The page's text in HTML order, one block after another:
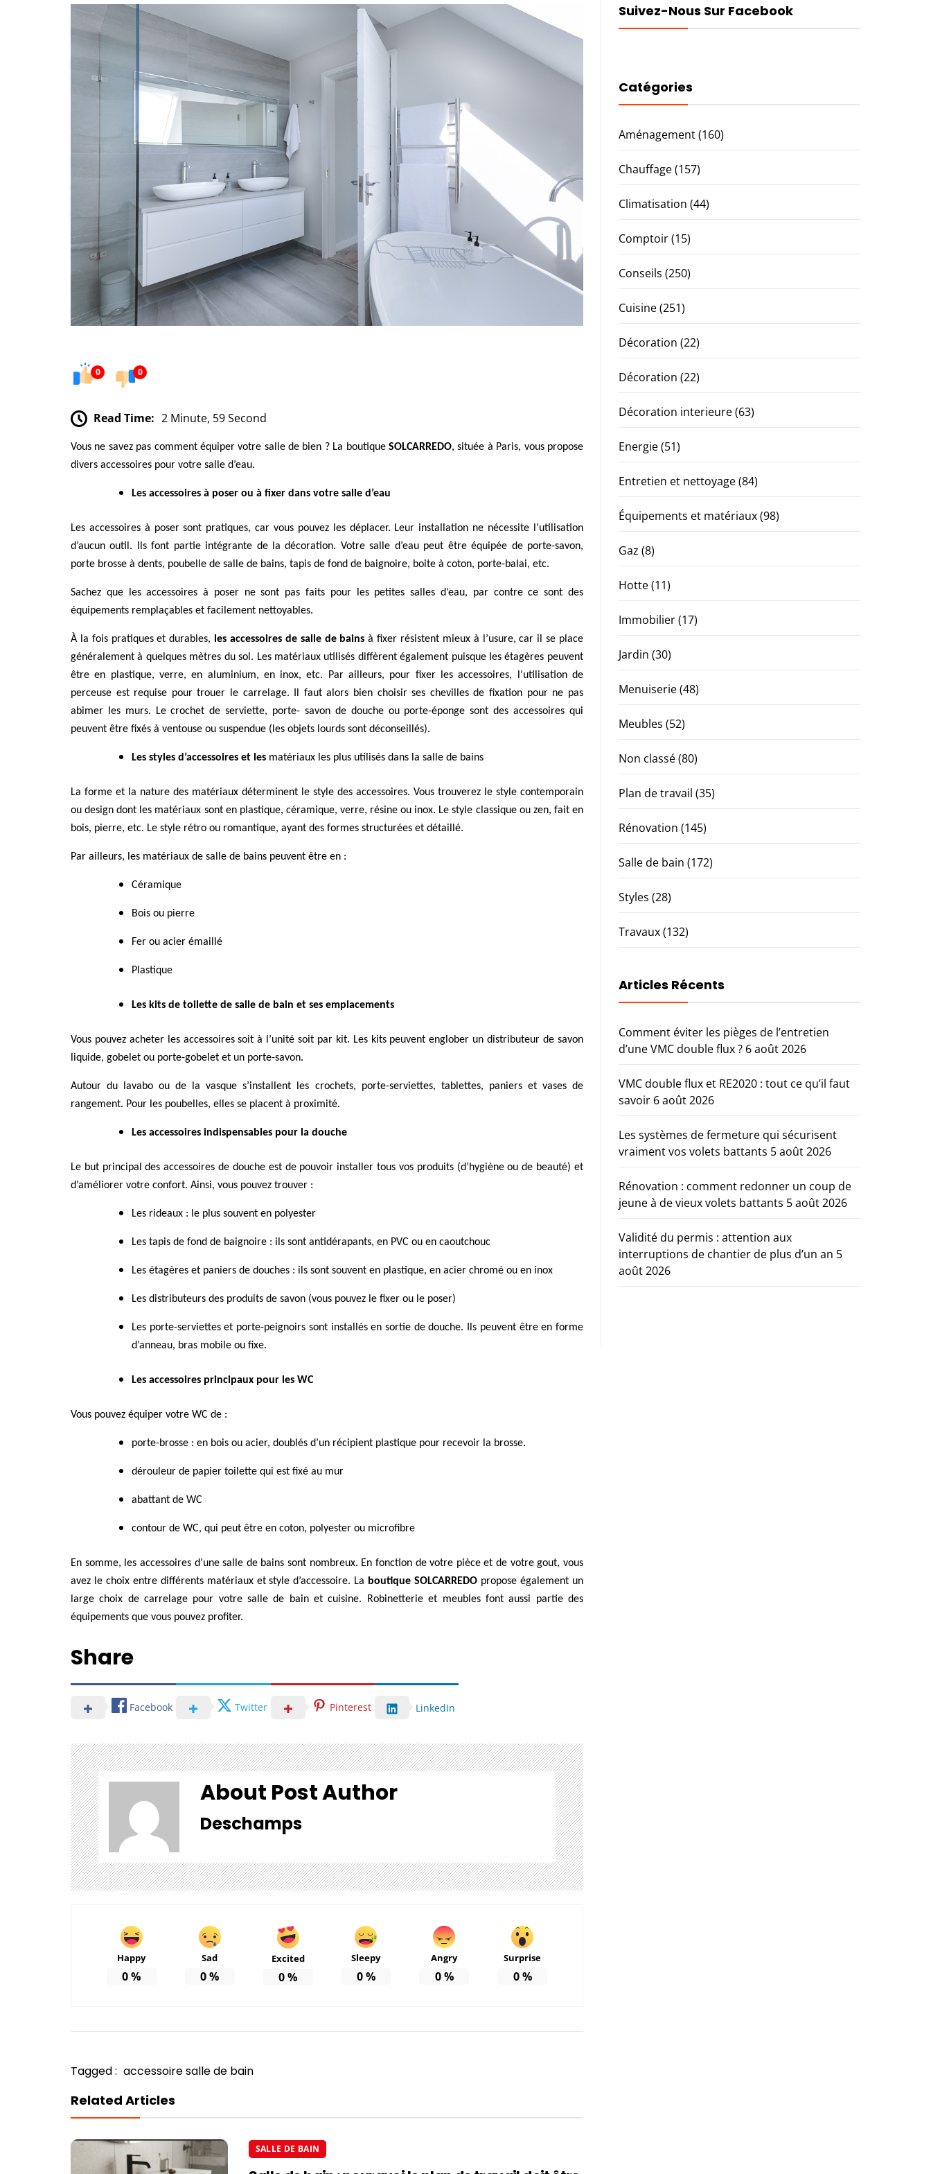
0 0
Read Time: 2 Minute, 59 Second
Vous ne savez pas comment équiper votre salle de bien ? La boutique SOLCARREDO, située à Paris, vous propose
divers accessoires pour votre salle d’eau.
Les accessoires à poser ou à fixer dans votre salle d’eau
Les accessoires à poser sont pratiques, car vous pouvez les déplacer. Leur installation ne nécessite l’utilisation
d’aucun outil. Ils font partie intégrante de la décoration. Votre salle d’eaupeut être équipée de porte-savon,
porte brosse à dents, poubelle de salle de bains, tapis de fond de baignoire, boite à coton, porte-balai, etc.
Sachez que les accessoires à poser ne sont pas faits pour les petites salles d’eau, par contre ce sont des
équipements remplaçables et facilement nettoyables.
À la fois pratiques et durables, les accessoires de salle de bains à fixer résistent mieux à l’usure, car il se place
généralement à quelques mètres du sol. Les matériaux utilisés diffèrent également puisque les étagères peuvent
être en plastique, verre, en aluminium, en inox, etc. Par ailleurs, pour fixer les accessoires, l’utilisation de
perceuse est requise pour trouer le carrelage. Il faut alors bien choisir ses chevilles de fixation pour ne pas
abimer les murs. Le crochet de serviette, porte- savon de douche ou porte-éponge sont des accessoires qui
peuvent être fixés à ventouse ou suspendue (les objets lourds sont déconseillés).
Les styles d’accessoires et les matériaux les plus utilisés dans la salle de bains
La forme et la nature des matériaux déterminent le style des accessoires. Vous trouverez le style contemporain
ou design dont les matériaux sont en plastique, céramique, verre, résine ou inox. Le style classique ou zen, fait en
bois, pierre, etc. Le style rétro ou romantique, ayant des formes structurées et détaillé.
Par ailleurs, les matériaux de salle de bains peuvent être en :
Céramique
Bois ou pierre
Fer ou acier émaillé
Plastique
Les kits de toilette de salle de bain et ses emplacements
Vous pouvez acheter les accessoires soit à l’unité soit par kit. Les kits peuvent englober un distributeur de savon
liquide, gobelet ou porte-gobelet et un porte-savon.
Autour du lavabo ou de la vasque s’installent les crochets, porte-serviettes, tablettes, paniers et vases de
rangement. Pour les poubelles, elles se placent à proximité.
Les accessoires indispensables pour la douche
Le but principal des accessoires de douche est de pouvoir installer tous vos produits (d’hygiène ou de beauté) et
d’améliorer votre confort. Ainsi, vous pouvez trouver :
Les rideaux : le plus souvent en polyester
Les tapis de fond de baignoire : ils sont antidérapants, en PVC ou en caoutchouc
Les étagères et paniers de douches : ils sont souvent en plastique, en acier chromé ou en inox
Les distributeurs des produits de savon (vous pouvez le fixer ou le poser)
Les porte-serviettes et porte-peignoirs sont installés en sortie de douche. Ils peuvent être en forme
d’anneau, bras mobile ou fixe.
Les accessoires principaux pour les WC
Vous pouvez équiper votre WC de :
porte-brosse : en bois ou acier, doublés d’un récipient plastique pour recevoir la brosse.
dérouleur de papier toilette qui est fixé au mur
abattant de WC
contour de WC, qui peut être en coton, polyester ou microfibre
En somme, les accessoires d’une salle de bains sont nombreux. En fonction de votre pièce et de votre gout, vous
avez le choix entre différents matériaux et style d’accessoire. La boutique SOLCARREDO propose également un
large choix de carrelage pour votre salle de bain et cuisine. Robinetterie et meubles font aussi partie des
équipements que vous pouvez profiter.
Share
Facebook Twitter Pinterest LinkedIn
About Post Author
Deschamps
Happy
0%
Sad
0%
Excited
0%
Sleepy
0%
Angry
0%
Surprise
0%
Tagged : accessoire salle de bain
Related Articles
SALLE DE BAIN
Suivez-Nous Sur Facebook
Catégories
Aménagement(160)
Chauffage(157)
Climatisation (44)
Comptoir(15)
Conseils (250)
Cuisine(251)
Décoration (22)
Décoration (22)
Décoration interieure(63)
Energie(51)
Entretien et nettoyage(84)
Équipements et matériaux(98)
Gaz (8)
Hotte(11)
Immobilier(17)
Jardin (30)
Menuiserie(48)
Meubles (52)
Non classé(80)
Plan de travail (35)
Rénovation (145)
Salle de bain (172)
Styles (28)
Travaux(132)
Articles Récents
Comment éviter les pièges de l’entretien
d’une VMC double flux ? 6 août 2026
VMC double flux et RE2020 : tout ce qu’il faut
savoir 6 août 2026
Les systèmes de fermeture qui sécurisent
vraiment vos volets battants 5 août 2026
Rénovation : comment redonner un coup de
jeune à de vieux volets battants 5 août 2026
Validité du permis : attention aux
interruptions de chantier de plus d’un an 5
août 2026